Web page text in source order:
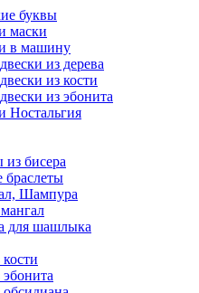
буквы
маски
в машину
из дерева
из кости
из эбонита
Ностальгия
из бисера
Шампура
для шашлыка